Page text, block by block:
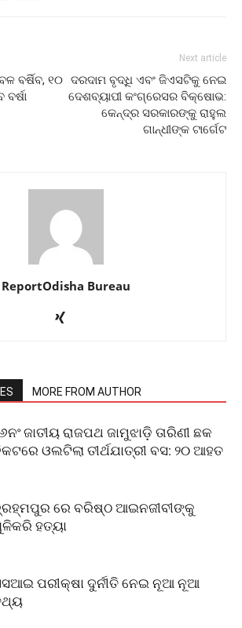
ବର୍ଷିବ, ୧୦
Next article
ଦରଦାମ ବୃଦ୍ଧି ଏବଂ ଜିଏସଟିକୁ ନେଇ
ଦେଶବ୍ୟାପୀ କଂଗ୍ରେସର ବିକ୍ଷୋଭ:
କେନ୍ଦ୍ର ସରକାରଙ୍କୁ ରାହୁଲ
ଗାନ୍ଧୀଙ୍କ ଟାର୍ଗେଟ
ReportOdisha Bureau
MORE FROM AUTHOR
ଜାତୀୟ ରାଜପଥ ଜାମୁଝାଡ଼ି ତାରିଣୀ ଛକ
ଓଲଟିଲା ତୀର୍ଥଯାତ୍ରୀ ବସ: ୨୦ ଆହତ
ରେ ବରିଷ୍ଠ ଆଇନଜୀବୀଙ୍କୁ
ହତ୍ୟା
ପରୀକ୍ଷା ଦୁର୍ନୀତି ନେଇ ନୂଆ ନୂଆ